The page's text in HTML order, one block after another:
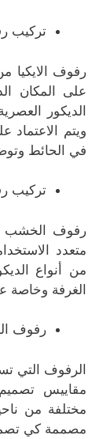
تركيب
رفوف الايكيا
على المكان
الديكور
ويتم الاعتماد
في الحائط
تركيب
رفوف الخشب من
متعدد
من أنواع
الغرفة وخاصة
رفوف
الرفوف التي
مقاييس
مختلفة من
مصممة كي